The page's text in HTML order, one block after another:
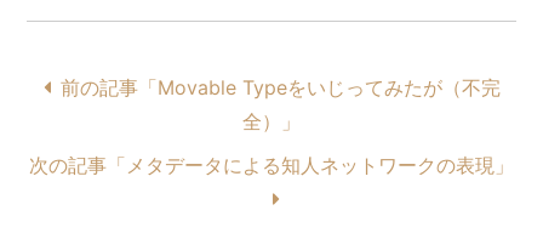
前の記事「Movable Typeをいじってみたが（不完
全）」
次の記事「メタデータによる知人ネットワークの表現」